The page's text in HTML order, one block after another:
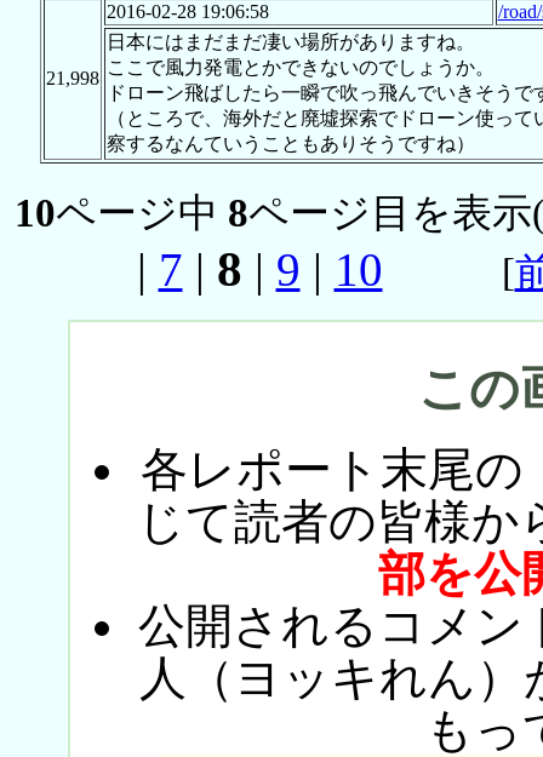
21,998
2016-02-28 19:06:58
/
日本にはまだまだ凄い場所がありますね。
ここで風力発電とかできないのでしょうか。
ドローン飛ばしたら一瞬で吹っ飛んでいきそうで
（ところで、海外だと廃墟探索でドローン使っ
察するなんていうこともありそうですね）
10ページ中 8ページ目を表示
| 7 | 8 | 9 | 10 [
この
各レポート末尾の
じて読者の皆様か
部を公
公開されるコメン
人（ヨッキれん
もっ